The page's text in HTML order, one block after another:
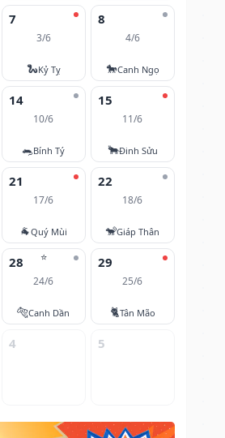
7
3/6
🐍Kỷ Tỵ
8
4/6
🐎Canh Ngọ
14
10/6
🐀Bính Tý
15
11/6
🐂Đinh Sửu
21
17/6
🐐Quý Mùi
22
18/6
🐒Giáp Thân
⭐
28
24/6
🐅Canh Dần
29
25/6
🐈Tân Mão
4 5